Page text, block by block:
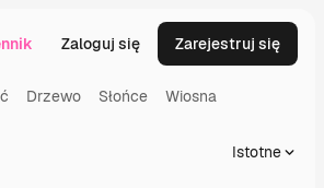
obrazuZaloguj się Zarejestruj się
Drzewo Słońce Wiosna
Istotne